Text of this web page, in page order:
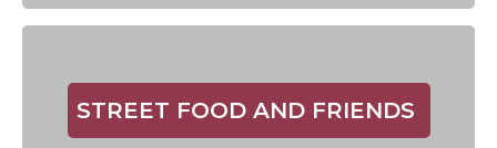
STREET FOOD AND FRIENDS